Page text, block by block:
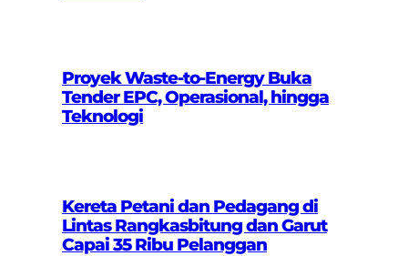
Proyek Waste-to-Energy Buka
Tender EPC, Operasional, hingga
Teknologi
Kereta Petani dan Pedagang di
Lintas Rangkasbitung dan Garut
Capai 35 Ribu Pelanggan